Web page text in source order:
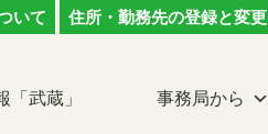
いて 住所・勤務先の登録と変更
「武蔵」 事務局から